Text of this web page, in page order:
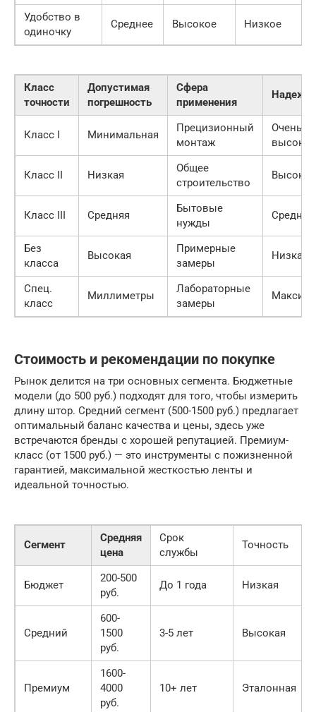
Удобство в
одиночку
Среднее Высокое Низкое
Класс
точности
Допустимая
погрешность
Сфера
применения
Класс I Минимальная
Прецизионный
монтаж
Очень
высокая
Класс II Низкая
Общее
строительство
Высокая
Класс III Средняя
Бытовые
нужды
Средняя
Без
класса
Высокая
Примерные
замеры
Низкая
Спец.
класс
Миллиметры
Лабораторные
замеры
Стоимость и рекомендации по покупке
Рынок делится на три основных сегмента. Бюджетные
модели (до 500 руб.) подходят для того, чтобы измерить
длину штор. Средний сегмент (500-1500 руб.) предлагает
оптимальный баланс качества и цены, здесь уже
встречаются бренды с хорошей репутацией. Премиум-
класс (от 1500 руб.) — это инструменты с пожизненной
гарантией, максимальной жесткостью ленты и
идеальной точностью.
Сегмент
Средняя
цена
Срок
службы
Точность
Бюджет
200-500
руб.
До 1 года Низкая
Средний
600-
1500
руб.
3-5 лет Высокая
Премиум
1600-
4000
руб.
10+ лет Эталонная